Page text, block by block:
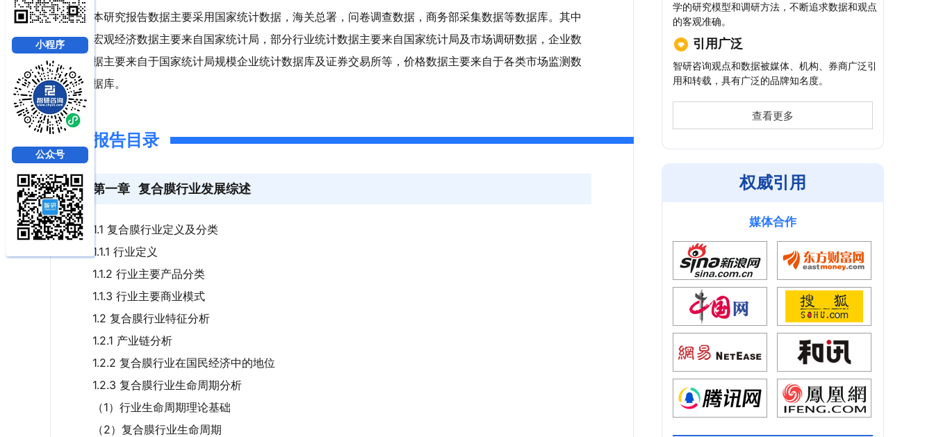
本研究报告数据主要采用国家统计数据，海关总署，问卷调查数据，商务部采集数据等数据库。其中
宏观经济数据主要来自国家统计局，部分行业统计数据主要来自国家统计局及市场调研数据，企业数
据主要来自于国家统计局规模企业统计数据库及证券交易所等，价格数据主要来自于各类市场监测数
据库。
报告目录
第一章 复合膜行业发展综述
1.1 复合膜行业定义及分类
1.1.1 行业定义
1.1.2 行业主要产品分类
1.1.3 行业主要商业模式
1.2 复合膜行业特征分析
1.2.1 产业链分析
1.2.2 复合膜行业在国民经济中的地位
1.2.3 复合膜行业生命周期分析
（1）行业生命周期理论基础
（2）复合膜行业生命周期
学的研究模型和调研方法，不断追求数据和观点
的客观准确。
引用广泛
智研咨询观点和数据被媒体、机构、券商广泛引
用和转载，具有广泛的品牌知名度。
查看更多
权威引用
媒体合作
小程序
公众号